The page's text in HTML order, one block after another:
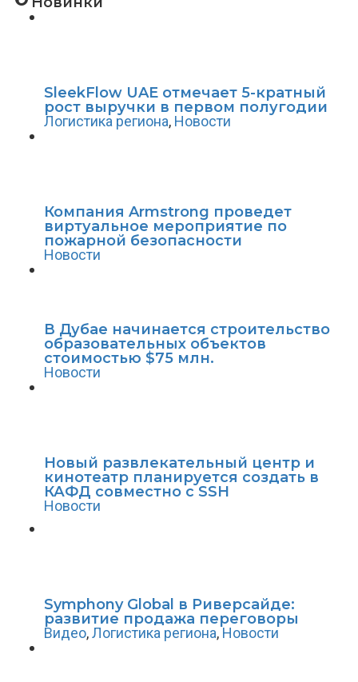
SleekFlow UAE отмечает 5-кратный
рост выручки в первом полугодии
Логистика региона, Новости
Компания Armstrong проведет
виртуальное мероприятие по
пожарной безопасности
Новости
В Дубае начинается строительство
образовательных объектов
стоимостью $75 млн.
Новости
Новый развлекательный центр и
кинотеатр планируется создать в
КАФД совместно с SSH
Новости
Symphony Global в Риверсайде:
развитие продажа переговоры
Видео,Логистика региона,Новости